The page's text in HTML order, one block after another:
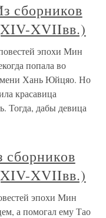
сборников
XVIIвв.)
эпохи Мин
попала во
Хань Юйцяо. Но
красавица
Тогда, дабы девица
сборников
XVIIвв.)
эпохи Мин
а помогал ему Тао